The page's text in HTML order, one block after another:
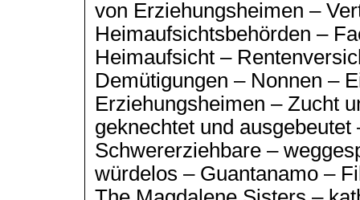
von Erziehungsheimen –
Heimaufsichtsbehörden –
Heimaufsicht –
Demütigungen – Nonnen –
Erziehungsheimen – Zucht
geknechtet und
Schwererziehbare –
würdelos – Guantanamo –